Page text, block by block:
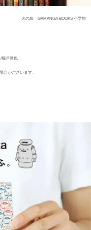
火の鳥 GAMANGA BOOKS 小学館
楠戸達也
合がございます。